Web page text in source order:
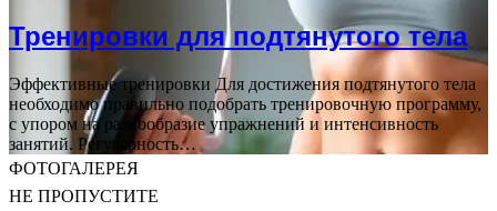
Тренировки для подтянутого тела
Эффективные тренировки Для достижения подтянутого тела
необходимо правильно подобрать тренировочную программу,
с упором на разнообразие упражнений и интенсивность
занятий. Регулярность…
ФОТОГАЛЕРЕЯ
НЕ ПРОПУСТИТЕ